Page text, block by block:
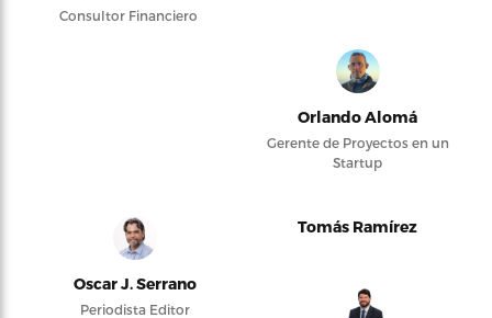
Consultor Financiero
Orlando Alomá
Gerente de Proyectos en un
Startup
Oscar J. Serrano
Periodista Editor
Tomás Ramírez